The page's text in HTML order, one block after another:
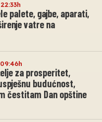
palete, gajbe, aparati,
vatre na
za prosperitet,
budućnost,
čestitam Dan opštine